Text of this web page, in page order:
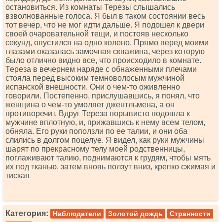
остановиться. Из комнаты Терезы слышались
взволнованные голоса. Я был в таком состоянии весь
тот вечер, что не мог идти дальше. Я подошел к двери
своей очаровательной тещи, и постояв несколько
секунд, опустился на одно колено. Прямо перед моими
глазами оказалась замочная скважина, через которую
было отлично видно все, что происходило в комнате.
Тереза в вечернем наряде с обнаженными плечами
стояла перед высоким темноволосым мужчиной
испанской внешности. Они о чем-то оживленно
говорили. Постепенно, прислушавшись, я понял, что
женщина о чем-то умоляет джентльмена, а он
противоречит. Вдруг Тереза порывисто подошла к
мужчине вплотную, и, прижавшись к нему всем телом,
обняла. Его руки поползли по ее талии, и они оба
слились в долгом поцелуе. Я видел, как руки мужчины
шарят по прекрасному телу моей родственницы,
поглаживают талию, поднимаются к грудям, чтобы мять
их под тканью, затем вновь ползут вниз, крепко сжимая и
тиская
Категория: Наблюдатели Золотой дождь
Странности